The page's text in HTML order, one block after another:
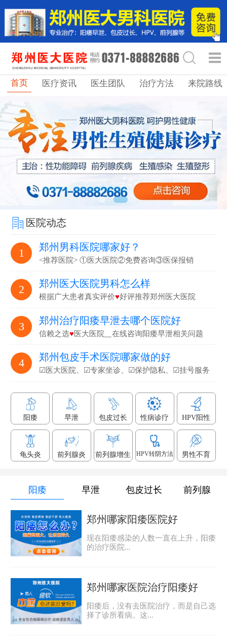
首页 医疗资讯 医生团队 治疗方法 来院路线
医院动态
1 郑州男科医院哪家好？
<推荐医院> ①医大医院②免费咨询③医保报销
2 郑州医大医院男科怎么样
根据广大患者真实评价♥好评推荐郑州医大医院
3 郑州治疗阳痿早泄去哪个医院好
信赖之选♥医大医院▁在线咨询阳痿早泄相关问题
4 郑州包皮手术医院哪家做的好
☑医大医院、☑专家坐诊、☑保护隐私、☑挂号服务
阳痿 早泄 包皮过长 性病诊疗 HPV阳性
龟头炎 前列腺炎 前列腺增生 HPV转阴方法 男性不育
阳痿 早泄 包皮过长 前列腺
郑州哪家阳痿医院好
现在阳痿感染的人数一直在上升，阳痿
的治疗医院...
郑州哪家医院治疗阳痿好
阳痿后，没有去医院治疗，而是自己选
择了诊所看病。这...